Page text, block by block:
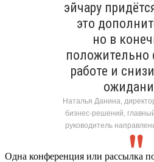
эйчару
это
но в
положительно
работе и
Наталья Данина,
бизнес-решений,
руководитель
Одна конференция или рассылка